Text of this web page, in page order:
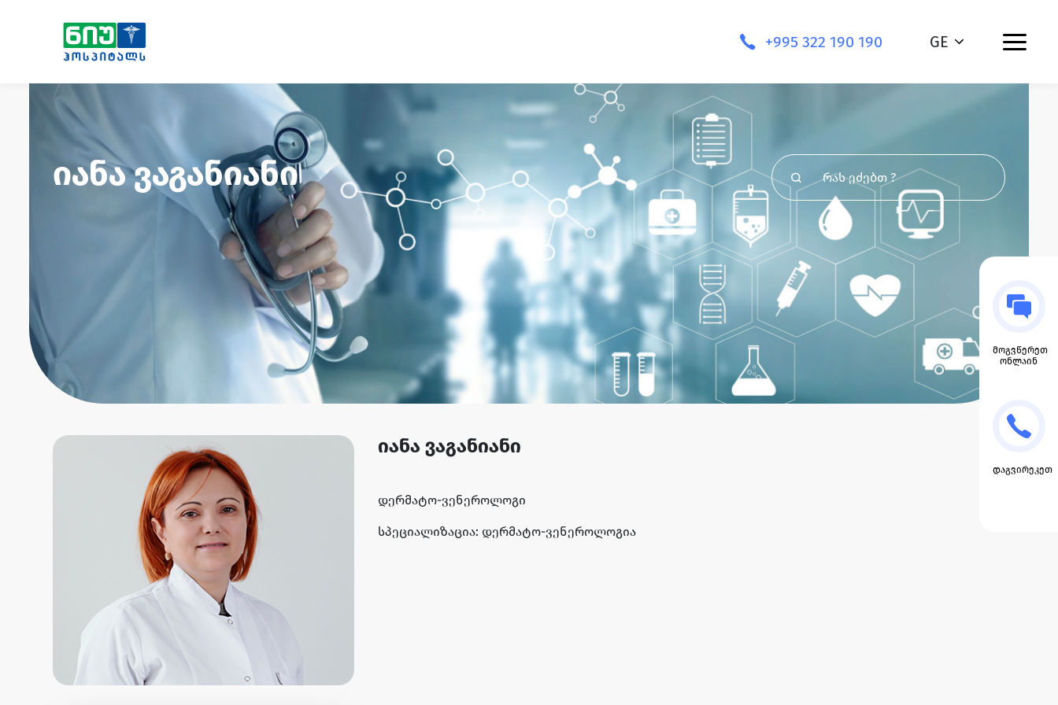
+995 322 190 190 GE
მოგვწერეთ
ონლაინ
დაგვირეკეთ
იანა ვაგანიანი
იანა ვაგანიანი
დერმატო-ვენეროლოგი
სპეციალიზაცია: დერმატო-ვენეროლოგია